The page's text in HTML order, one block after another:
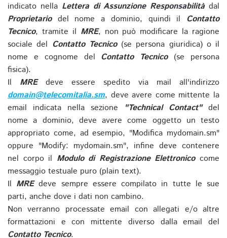
indicato nella Lettera di Assunzione Responsabilitàdal
Proprietariodel nome a dominio, quindi il Contatto
Tecnico, tramite il MRE, non può modificare la ragione
sociale del Contatto Tecnico(se persona giuridica) o il
nome e cognome del Contatto Tecnico(se persona
fisica).
Il MREdeve essere spedito via mail all'indirizzo
domain@telecomitalia.sm, deve avere come mittente la
email indicata nella sezione
"Technical Contact"del
nome a dominio, deve avere come oggetto un testo
appropriato come, ad esempio, "Modifica mydomain.sm"
oppure "Modify: mydomain.sm", infine deve contenere
nel corpo il Modulo di Registrazione Elettronicocome
messaggio testuale puro (plain text).
Il MREdeve sempre essere compilato in tutte le sue
parti, anche dove i dati non cambino.
Non verranno processate email con allegati e/o altre
formattazioni e con mittente diverso dalla email del
Contatto Tecnico.